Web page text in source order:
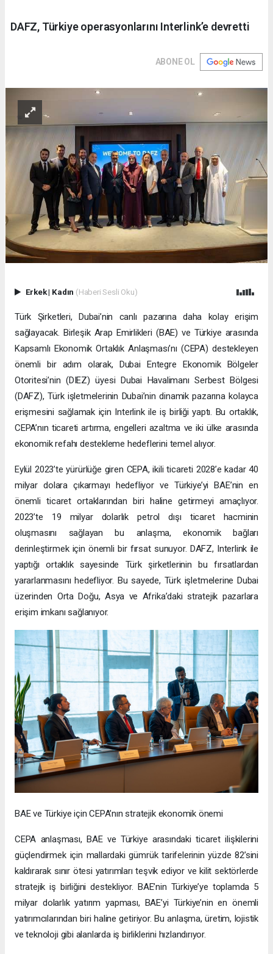
DAFZ, Türkiye operasyonlarını Interlink’e devretti
ABONE OL
Erkek| Kadın (Haberi Sesli Oku)
Türk Şirketleri, Dubai’nin canlı pazarına daha kolay erişim
sağlayacak. Birleşik Arap Emirlikleri (BAE) ve Türkiye arasında
Kapsamlı Ekonomik Ortaklık Anlaşması’nı (CEPA) destekleyen
önemli bir adım olarak, Dubai Entegre Ekonomik Bölgeler
Otoritesi’nin (DIEZ) üyesi Dubai Havalimanı Serbest Bölgesi
(DAFZ), Türk işletmelerinin Dubai’nin dinamik pazarına kolayca
erişmesini sağlamak için Interlink ile iş birliği yaptı. Bu ortaklık,
CEPA’nın ticareti artırma, engelleri azaltma ve iki ülke arasında
ekonomik refahı destekleme hedeflerini temel alıyor.
Eylül 2023’te yürürlüğe giren CEPA, ikili ticareti 2028’e kadar 40
milyar dolara çıkarmayı hedefliyor ve Türkiye’yi BAE’nin en
önemli ticaret ortaklarından biri haline getirmeyi amaçlıyor.
2023’te 19 milyar dolarlık petrol dışı ticaret hacminin
oluşmasını sağlayan bu anlaşma, ekonomik bağları
derinleştirmek için önemli bir fırsat sunuyor. DAFZ, Interlink ile
yaptığı ortaklık sayesinde Türk şirketlerinin bu fırsatlardan
yararlanmasını hedefliyor. Bu sayede, Türk işletmelerine Dubai
üzerinden Orta Doğu, Asya ve Afrika’daki stratejik pazarlara
erişim imkanı sağlanıyor.
BAE ve Türkiye için CEPA’nın stratejik ekonomik önemi
CEPA anlaşması, BAE ve Türkiye arasındaki ticaret ilişkilerini
güçlendirmek için mallardaki gümrük tarifelerinin yüzde 82’sini
kaldırarak sınır ötesi yatırımları teşvik ediyor ve kilit sektörlerde
stratejik iş birliğini destekliyor. BAE’nin Türkiye’ye toplamda 5
milyar dolarlık yatırım yapması, BAE’yi Türkiye’nin en önemli
yatırımcılarından biri haline getiriyor. Bu anlaşma, üretim, lojistik
ve teknoloji gibi alanlarda iş birliklerini hızlandırıyor.